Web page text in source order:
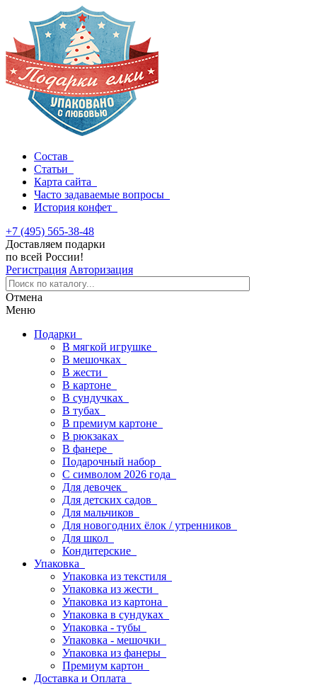
Состав
Статьи
Карта сайта
Часто задаваемые вопросы
История конфет
+7 (495) 565-38-48
Доставляем подарки
по всей России!
Регистрация Авторизация
Отмена
Меню
Подарки
В мягкой игрушке
В мешочках
В жести
В картоне
В сундучках
В тубах
В премиум картоне
В рюкзаках
В фанере
Подарочный набор
С символом 2026 года
Для девочек
Для детских садов
Для мальчиков
Для новогодних ёлок / утренников
Для школ
Кондитерские
Упаковка
Упаковка из текстиля
Упаковка из жести
Упаковка из картона
Упаковка в сундуках
Упаковка - тубы
Упаковка - мешочки
Упаковка из фанеры
Премиум картон
Доставка и Оплата